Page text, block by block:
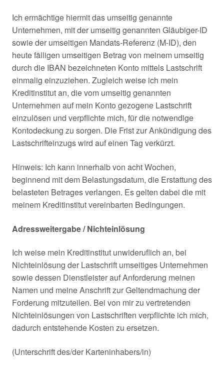
Ich ermächtige hiermit das umseitig genannte
Unternehmen, mit der umseitig genannten Gläubiger-ID
sowie der umseitigen Mandats-Referenz (M-ID), den
heute fälligen umseitigen Betrag von meinem umseitig
durch die IBAN bezeichneten Konto mittels Lastschrift
einmalig einzuziehen. Zugleich weise ich mein
Kreditinstitut an, die vom umseitig genannten
Unternehmen auf mein Konto gezogene Lastschrift
einzulösen und verpflichte mich, für die notwendige
Kontodeckung zu sorgen. Die Frist zur Ankündigung des
Lastschrifteinzugs wird auf einen Tag verkürzt.
Hinweis: Ich kann innerhalb von acht Wochen,
beginnend mit dem Belastungsdatum, die Erstattung des
belasteten Betrages verlangen. Es gelten dabei die mit
meinem Kreditinstitut vereinbarten Bedingungen.
Adressweitergabe / Nichteinlösung
Ich weise mein Kreditinstitut unwideruflich an, bei
Nichteinlösung der Lastschrift umseitiges Unternehmen
sowie dessen Dienstleister auf Anforderung meinen
Namen und meine Anschrift zur Geltendmachung der
Forderung mitzuteilen. Bei von mir zu vertretenden
Nichteinlösungen von Lastschriften verpflichte ich mich,
dadurch entstehende Kosten zu ersetzen.
(Unterschrift des/der Karteninhabers/in)